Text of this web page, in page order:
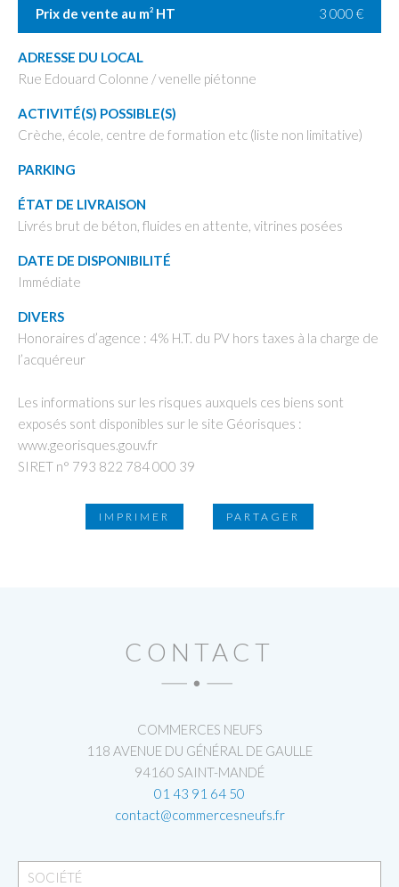
Prix de vente au m2 HT 3 000 €
ADRESSE DU LOCAL
Rue Edouard Colonne / venelle piétonne
ACTIVITÉ(S) POSSIBLE(S)
Crèche, école, centre de formation etc (liste non limitative)
PARKING
ÉTAT DE LIVRAISON
Livrés brut de béton, fluides en attente, vitrines posées
DATE DE DISPONIBILITÉ
Immédiate
DIVERS
Honoraires d’agence : 4% H.T. du PV hors taxes à la charge de
l’acquéreur
Les informations sur les risques auxquels ces biens sont
exposés sont disponibles sur le site Géorisques :
www.georisques.gouv.fr
SIRET n° 793 822 784 000 39
IMPRIMER PARTAGER
CONTACT
COMMERCES NEUFS
118 AVENUE DU GÉNÉRAL DE GAULLE
94160 SAINT-MANDÉ
01 43 91 64 50
contact@commercesneufs.fr